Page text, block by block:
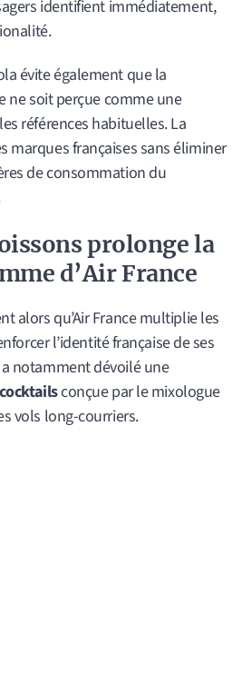
identifient immédiatement,
évite également que la
ne soit perçue comme une
références habituelles. La
marques françaises sans éliminer
de consommation du
prolonge la
d’Air France
alors qu’Air France multiplie les
l’identité française de ses
notamment dévoilé une
conçue par le mixologue
vols long-courriers.